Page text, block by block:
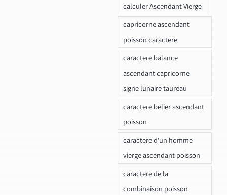
calculer Ascendant Vierge
capricorne ascendant
poisson caractere
caractere balance
ascendant capricorne
signe lunaire taureau
caractere belier ascendant
poisson
caractere d'un homme
vierge ascendant poisson
caractere de la
combinaison poisson